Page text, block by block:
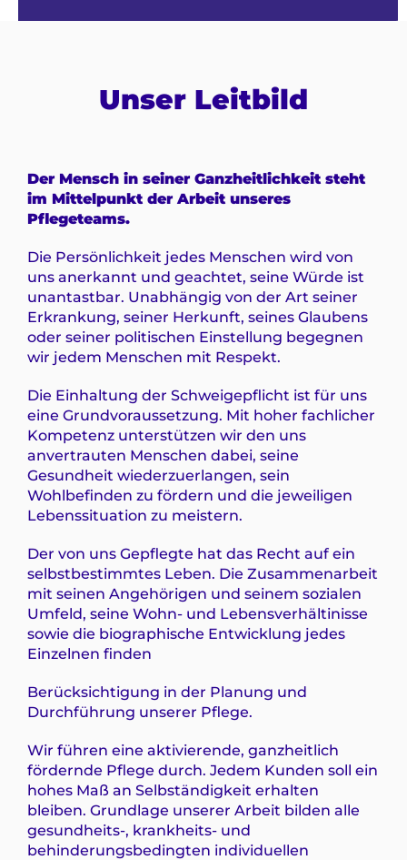
Unser Leitbild
Der Mensch in seiner Ganzheitlichkeit steht
im Mittelpunkt der Arbeit unseres
Pflegeteams.
Die Persönlichkeit jedes Menschen wird von
uns anerkannt und geachtet, seine Würde ist
unantastbar. Unabhängig von der Art seiner
Erkrankung, seiner Herkunft, seines Glaubens
oder seiner politischen Einstellung begegnen
wir jedem Menschen mit Respekt.
Die Einhaltung der Schweigepflicht ist für uns
eine Grundvoraussetzung. Mit hoher fachlicher
Kompetenz unterstützen wir den uns
anvertrauten Menschen dabei, seine
Gesundheit wiederzuerlangen, sein
Wohlbefinden zu fördern und die jeweiligen
Lebenssituation zu meistern.
Der von uns Gepflegte hat das Recht auf ein
selbstbestimmtes Leben. Die Zusammenarbeit
mit seinen Angehörigen und seinem sozialen
Umfeld, seine Wohn- und Lebensverhältinisse
sowie die biographische Entwicklung jedes
Einzelnen finden
Berücksichtigung in der Planung und
Durchführung unserer Pflege.
Wir führen eine aktivierende, ganzheitlich
fördernde Pflege durch. Jedem Kunden soll ein
hohes Maß an Selbständigkeit erhalten
bleiben. Grundlage unserer Arbeit bilden alle
gesundheits-, krankheits- und
behinderungsbedingten individuellen